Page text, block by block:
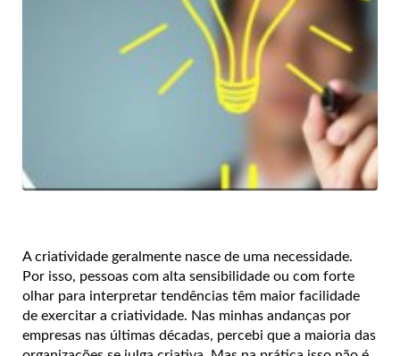
A criatividade geralmente nasce de uma necessidade.
Por isso, pessoas com alta sensibilidade ou com forte
olhar para interpretar tendências têm maior facilidade
de exercitar a criatividade. Nas minhas andanças por
empresas nas últimas décadas, percebi que a maioria das